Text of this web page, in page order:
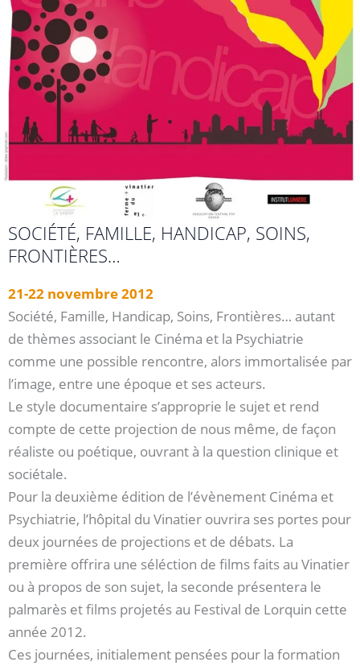
SOCIÉTÉ, FAMILLE, HANDICAP, SOINS,
FRONTIÈRES…
21-22 novembre 2012
Société, Famille, Handicap, Soins, Frontières… autant
de thèmes associant le Cinéma et la Psychiatrie
comme une possible rencontre, alors immortalisée par
l’image, entre une époque et ses acteurs.
Le style documentaire s’approprie le sujet et rend
compte de cette projection de nous même, de façon
réaliste ou poétique, ouvrant à la question clinique et
sociétale.
Pour la deuxième édition de l’évènement Cinéma et
Psychiatrie, l’hôpital du Vinatier ouvrira ses portes pour
deux journées de projections et de débats. La
première offrira une séléction de films faits au Vinatier
ou à propos de son sujet, la seconde présentera le
palmarès et films projetés au Festival de Lorquin cette
année 2012.
Ces journées, initialement pensées pour la formation